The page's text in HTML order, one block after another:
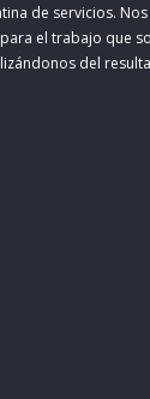
de servicios.
el trabajo que
del